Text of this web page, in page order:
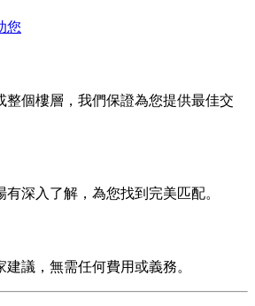
您
整個樓層，我們保證為您提供最佳交
深入了解，為您找到完美匹配。
議，無需任何費用或義務。